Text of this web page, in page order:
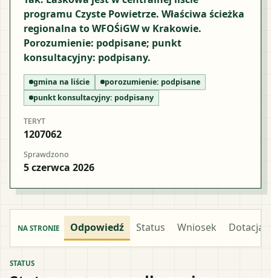
programu Czyste Powietrze. Właściwa ścieżka
regionalna to WFOŚiGW w Krakowie.
Porozumienie: podpisane; punkt
konsultacyjny: podpisany.
gmina na liście porozumienie: podpisane
punkt konsultacyjny: podpisany
TERYT
1207062
Sprawdzono
5 czerwca 2026
NA STRONIE Odpowiedź Status Wniosek Dotacja
STATUS